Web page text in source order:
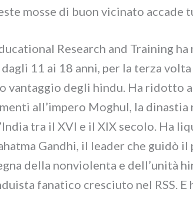
mos­se di buon vici­na­to acca­de
Research and Training
11 ai 18 anni, per la ter­za vol­ta
van­tag­gio degli hin­du. Ha ridot­to
all’impero Moghul, la dina­stia
tra il XVI e il XIX seco­lo. Ha
Gandhi, il lea­der che gui­dò il
del­la non­vio­len­ta e dell’unità
fana­ti­co cre­sciu­to nel RSS.